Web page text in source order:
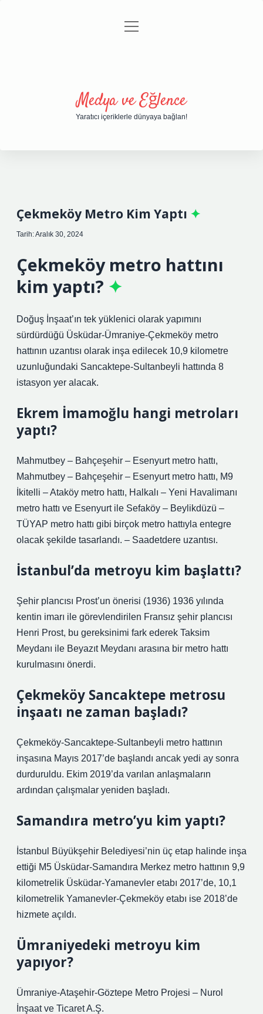
Gizlilik Politikası
menüyü
Medya ve Eğlence
Yaratıcı içeriklerle dünyaya bağlan!
Çekmeköy Metro Kim Yaptı
Tarih: Aralık 30, 2024
Çekmeköy metro hattını
kim yaptı?
Doğuş İnşaat’ın tek yüklenici olarak yapımını
sürdürdüğü Üsküdar-Ümraniye-Çekmeköy metro
hattının uzantısı olarak inşa edilecek 10,9 kilometre
uzunluğundaki Sancaktepe-Sultanbeyli hattında 8
istasyon yer alacak.
Ekrem İmamoğlu hangi metroları
yaptı?
Mahmutbey – Bahçeşehir – Esenyurt metro hattı,
Mahmutbey – Bahçeşehir – Esenyurt metro hattı, M9
İkitelli – Ataköy metro hattı, Halkalı – Yeni Havalimanı
metro hattı ve Esenyurt ile Sefaköy – Beylikdüzü –
TÜYAP metro hattı gibi birçok metro hattıyla entegre
olacak şekilde tasarlandı. – Saadetdere uzantısı.
İstanbul’da metroyu kim başlattı?
Şehir plancısı Prost’un önerisi (1936) 1936 yılında
kentin imarı ile görevlendirilen Fransız şehir plancısı
Henri Prost, bu gereksinimi fark ederek Taksim
Meydanı ile Beyazıt Meydanı arasına bir metro hattı
kurulmasını önerdi.
Çekmeköy Sancaktepe metrosu
inşaatı ne zaman başladı?
Çekmeköy-Sancaktepe-Sultanbeyli metro hattının
inşasına Mayıs 2017’de başlandı ancak yedi ay sonra
durduruldu. Ekim 2019’da varılan anlaşmaların
ardından çalışmalar yeniden başladı.
Samandıra metro’yu kim yaptı?
İstanbul Büyükşehir Belediyesi’nin üç etap halinde inşa
ettiği M5 Üsküdar-Samandıra Merkez metro hattının 9,9
kilometrelik Üsküdar-Yamanevler etabı 2017’de, 10,1
kilometrelik Yamanevler-Çekmeköy etabı ise 2018’de
hizmete açıldı.
Ümraniyedeki metroyu kim
yapıyor?
Ümraniye-Ataşehir-Göztepe Metro Projesi – Nurol
İnşaat ve Ticaret A.Ş.